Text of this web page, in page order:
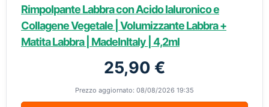
Rimpolpante Labbra con Acido Ialuronico e
Collagene Vegetale | Volumizzante Labbra +
Matita Labbra | MadeInItaly | 4,2ml
25,90 €
Prezzo aggiornato: 08/08/2026 19:35